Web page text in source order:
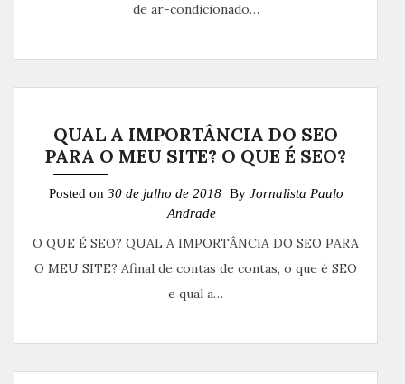
de ar-condicionado…
QUAL A IMPORTÂNCIA DO SEO
PARA O MEU SITE? O QUE É SEO?
Posted on 30 de julho de 2018 By Jornalista Paulo
Andrade
O QUE É SEO? QUAL A IMPORTÂNCIA DO SEO PARA
O MEU SITE? Afinal de contas de contas, o que é SEO
e qual a…